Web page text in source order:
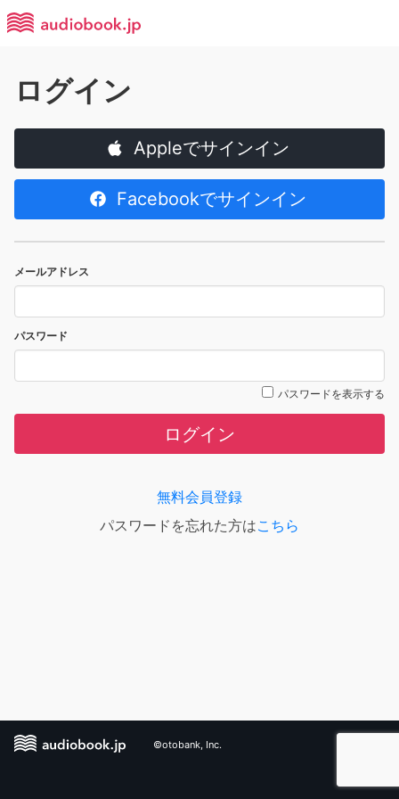
ログイン
Appleでサインイン
Facebookでサインイン
メールアドレス
パスワード
パスワードを表示する
ログイン
無料会員登録
パスワードを忘れた方はこちら
©otobank, Inc.